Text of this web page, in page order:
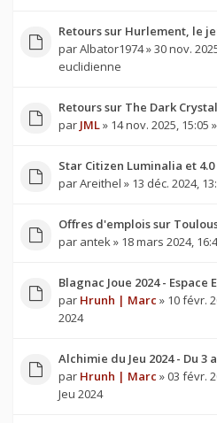
Retours sur Hurlement, le
parAlbator1974» 30 nov.
euclidienne
Retours sur The Dark
par JML» 14 nov. 2025, 15:05
Star Citizen Luminalia et 4.0
parAreithel » 13 déc. 2024,
Offres d'emplois sur
par antek» 18 mars 2024,
Blagnac Joue 2024 - Espace
par Hrunh | Marc » 10 févr.
2024
Alchimie du Jeu 2024 - Du 3
par Hrunh | Marc » 03 févr.
Jeu 2024